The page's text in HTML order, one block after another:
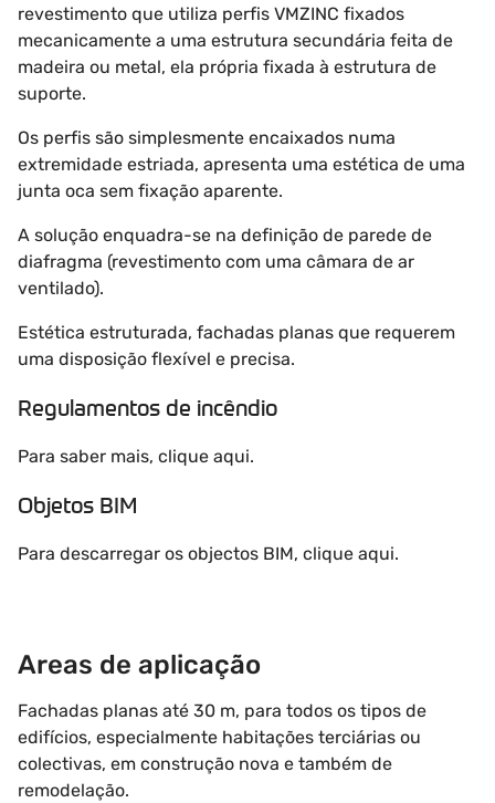
revestimento que utiliza perfis VMZINC fixados
mecanicamente a uma estrutura secundária feita de
madeira ou metal, ela própria fixada à estrutura de
suporte.
Os perfis são simplesmente encaixados numa
extremidade estriada, apresenta uma estética de uma
junta oca sem fixação aparente.
A solução enquadra-se na definição de parede de
diafragma (revestimento com uma câmara de ar
ventilado).
Estética estruturada, fachadas planas que requerem
uma disposição flexível e precisa.
Regulamentos de incêndio
Para saber mais, clique aqui.
Objetos BIM
Para descarregar os objectos BIM, clique aqui.
Areas de aplicação
Fachadas planas até 30 m, para todos os tipos de
edifícios, especialmente habitações terciárias ou
colectivas, em construção nova e também de
remodelação.